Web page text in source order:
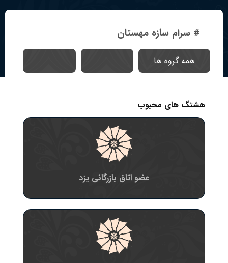
# سرام سازه مهستان
همه گروه ها
هشتگ های محبوب
عضو اتاق بازرگانی یزد